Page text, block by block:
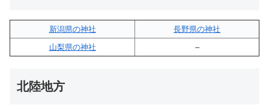
新潟県の神社
長野県の神社
山梨県の神社
–
北陸地方